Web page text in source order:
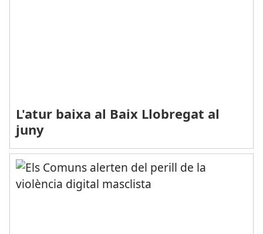
L'atur baixa al Baix Llobregat al
juny